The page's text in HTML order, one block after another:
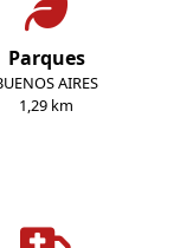
Parques
AIRES
1,29 km